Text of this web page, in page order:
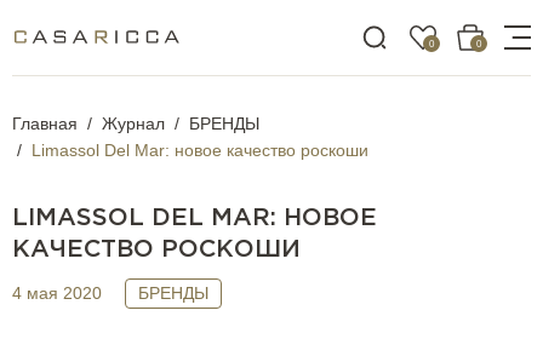
0 0
Главная Журнал
БРЕНДЫ
Limassol Del Mar: новое качество роскоши
LIMASSOL DEL MAR: НОВОЕ
КАЧЕСТВО РОСКОШИ
4 мая 2020 БРЕНДЫ